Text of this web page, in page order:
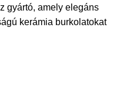
gyártó, amely elegáns
kerámia burkolatokat